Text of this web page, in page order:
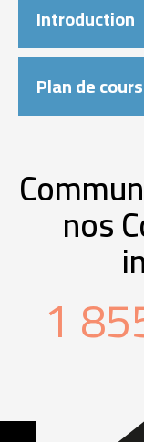
Introduction
Plan de cours
nos
1